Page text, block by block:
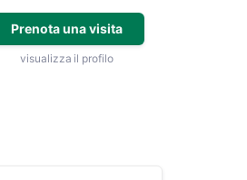
Prenota una visita
visualizza il profilo